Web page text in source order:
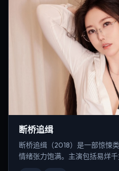
断桥追缉
断桥追缉（2018）是一部惊悚
情绪张力饱满。主演包括易烊千